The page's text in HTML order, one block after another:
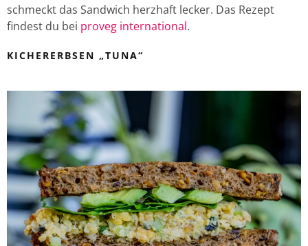
schmeckt das Sandwich herzhaft lecker. Das Rezept
findest du bei proveg international.
KICHERERBSEN „TUNA“